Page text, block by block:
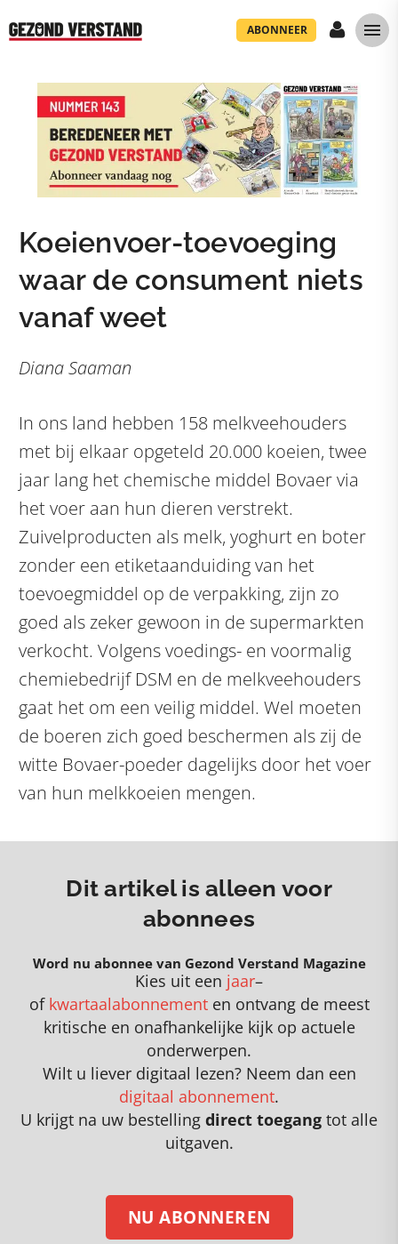
ABONNEER
Koeienvoer-toevoeging
waar de consument niets
vanaf weet
Diana Saaman
In ons land hebben 158 melkveehouders
met bij elkaar opgeteld 20.000 koeien, twee
jaar lang het chemische middel Bovaer via
het voer aan hun dieren verstrekt.
Zuivelproducten als melk, yoghurt en boter
zonder een etiketaanduiding van het
toevoegmiddel op de verpakking, zijn zo
goed als zeker gewoon in de supermarkten
verkocht. Volgens voedings- en voormalig
chemiebedrijf DSM en de melkveehouders
gaat het om een veilig middel. Wel moeten
de boeren zich goed beschermen als zij de
witte Bovaer-poeder dagelijks door het voer
van hun melkkoeien mengen.
Dit artikel is alleen voor
abonnees
Word nu abonnee van Gezond Verstand Magazine
Kies uit een jaar–
of kwartaalabonnementen ontvang de meest
kritische en onafhankelijke kijk op actuele
onderwerpen.
Wilt u liever digitaal lezen? Neem dan een
digitaal abonnement.
U krijgt na uw bestelling direct toegang tot alle
uitgaven.
NU ABONNEREN